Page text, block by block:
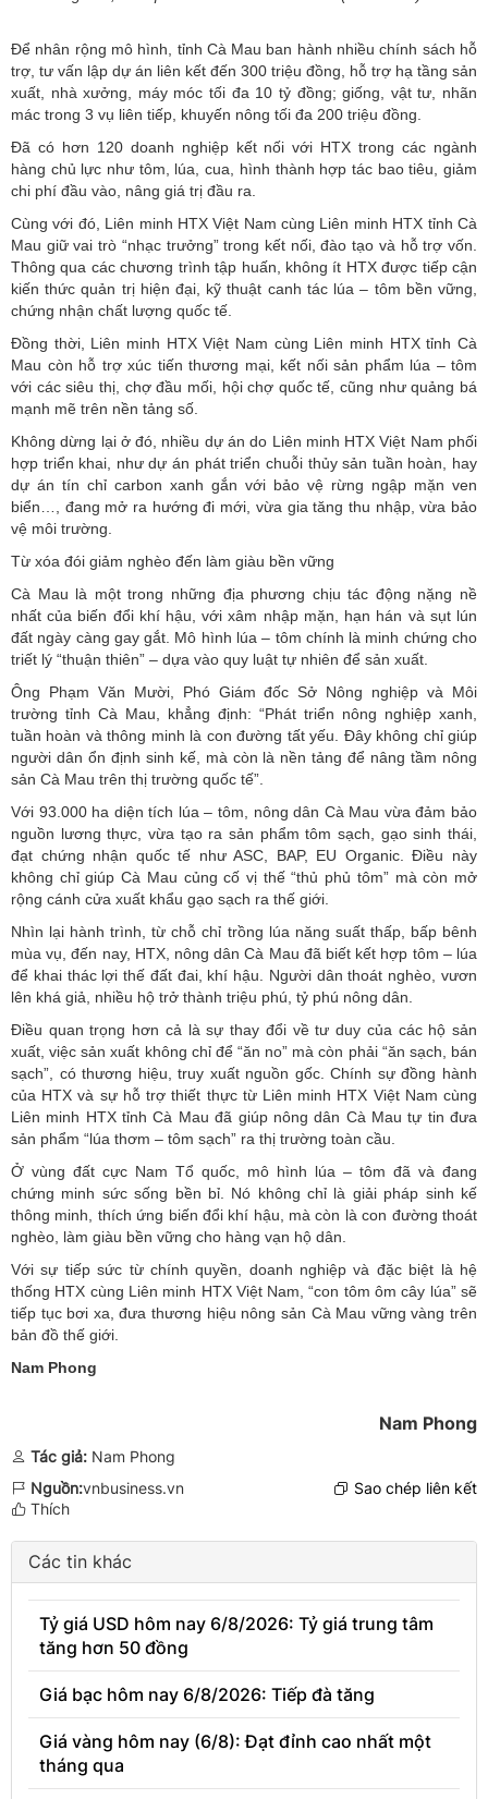
Để nhân rộng mô hình, tỉnh Cà Mau ban hành nhiều chính sách hỗ
trợ, tư vấn lập dự án liên kết đến 300 triệu đồng, hỗ trợ hạ tầng sản
xuất, nhà xưởng, máy móc tối đa 10 tỷ đồng; giống, vật tư, nhãn
mác trong 3 vụ liên tiếp, khuyến nông tối đa 200 triệu đồng.
Đã có hơn 120 doanh nghiệp kết nối với HTX trong các ngành
hàng chủ lực như tôm, lúa, cua, hình thành hợp tác bao tiêu, giảm
chi phí đầu vào, nâng giá trị đầu ra.
Cùng với đó, Liên minh HTX Việt Nam cùng Liên minh HTX tỉnh Cà
Mau giữ vai trò “nhạc trưởng” trong kết nối, đào tạo và hỗ trợ vốn.
Thông qua các chương trình tập huấn, không ít HTX được tiếp cận
kiến thức quản trị hiện đại, kỹ thuật canh tác lúa – tôm bền vững,
chứng nhận chất lượng quốc tế.
Đồng thời, Liên minh HTX Việt Nam cùng Liên minh HTX tỉnh Cà
Mau còn hỗ trợ xúc tiến thương mại, kết nối sản phẩm lúa – tôm
với các siêu thị, chợ đầu mối, hội chợ quốc tế, cũng như quảng bá
mạnh mẽ trên nền tảng số.
Không dừng lại ở đó, nhiều dự án do Liên minh HTX Việt Nam phối
hợp triển khai, như dự án phát triển chuỗi thủy sản tuần hoàn, hay
dự án tín chỉ carbon xanh gắn với bảo vệ rừng ngập mặn ven
biển…, đang mở ra hướng đi mới, vừa gia tăng thu nhập, vừa bảo
vệ môi trường.
Từ xóa đói giảm nghèo đến làm giàu bền vững
Cà Mau là một trong những địa phương chịu tác động nặng nề
nhất của biến đổi khí hậu, với xâm nhập mặn, hạn hán và sụt lún
đất ngày càng gay gắt. Mô hình lúa – tôm chính là minh chứng cho
triết lý “thuận thiên” – dựa vào quy luật tự nhiên để sản xuất.
Ông Phạm Văn Mười, Phó Giám đốc Sở Nông nghiệp và Môi
trường tỉnh Cà Mau, khẳng định: “Phát triển nông nghiệp xanh,
tuần hoàn và thông minh là con đường tất yếu. Đây không chỉ giúp
người dân ổn định sinh kế, mà còn là nền tảng để nâng tầm nông
sản Cà Mau trên thị trường quốc tế”.
Với 93.000 ha diện tích lúa – tôm, nông dân Cà Mau vừa đảm bảo
nguồn lương thực, vừa tạo ra sản phẩm tôm sạch, gạo sinh thái,
đạt chứng nhận quốc tế như ASC, BAP, EU Organic. Điều này
không chỉ giúp Cà Mau củng cố vị thế “thủ phủ tôm” mà còn mở
rộng cánh cửa xuất khẩu gạo sạch ra thế giới.
Nhìn lại hành trình, từ chỗ chỉ trồng lúa năng suất thấp, bấp bênh
mùa vụ, đến nay, HTX, nông dân Cà Mau đã biết kết hợp tôm – lúa
để khai thác lợi thế đất đai, khí hậu. Người dân thoát nghèo, vươn
lên khá giả, nhiều hộ trở thành triệu phú, tỷ phú nông dân.
Điều quan trọng hơn cả là sự thay đổi về tư duy của các hộ sản
xuất, việc sản xuất không chỉ để “ăn no” mà còn phải “ăn sạch, bán
sạch”, có thương hiệu, truy xuất nguồn gốc. Chính sự đồng hành
của HTX và sự hỗ trợ thiết thực từ Liên minh HTX Việt Nam cùng
Liên minh HTX tỉnh Cà Mau đã giúp nông dân Cà Mau tự tin đưa
sản phẩm “lúa thơm – tôm sạch” ra thị trường toàn cầu.
Ở vùng đất cực Nam Tổ quốc, mô hình lúa – tôm đã và đang
chứng minh sức sống bền bỉ. Nó không chỉ là giải pháp sinh kế
thông minh, thích ứng biến đổi khí hậu, mà còn là con đường thoát
nghèo, làm giàu bền vững cho hàng vạn hộ dân.
Với sự tiếp sức từ chính quyền, doanh nghiệp và đặc biệt là hệ
thống HTX cùng Liên minh HTX Việt Nam, “con tôm ôm cây lúa” sẽ
tiếp tục bơi xa, đưa thương hiệu nông sản Cà Mau vững vàng trên
bản đồ thế giới.
Nam Phong
Nam Phong
Tác giả: Nam Phong
Nguồn:vnbusiness.vn
Sao chép liên kết
Thích
Các tin khác
Tỷ giá USD hôm nay 6/8/2026: Tỷ giá trung tâm
tăng hơn 50 đồng
Giá bạc hôm nay 6/8/2026: Tiếp đà tăng
Giá vàng hôm nay (6/8): Đạt đỉnh cao nhất một
tháng qua